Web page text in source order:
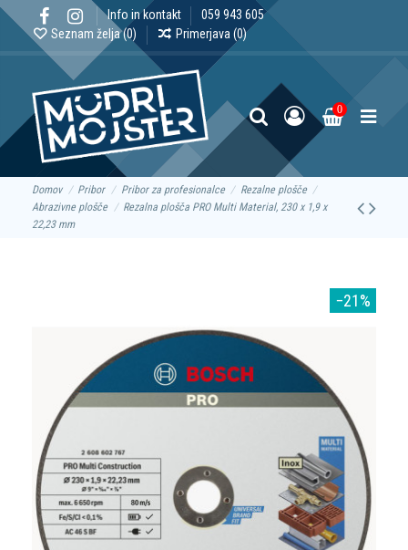
Info in kontakt
059 943 605
Seznam želja (0) Primerjava (0)
0
Domov Pribor Pribor za profesionalce
Rezalne plošče
Abrazivne plošče
Rezalna plošča PRO Multi Material, 230 x 1,9 x
22,23 mm
−21%